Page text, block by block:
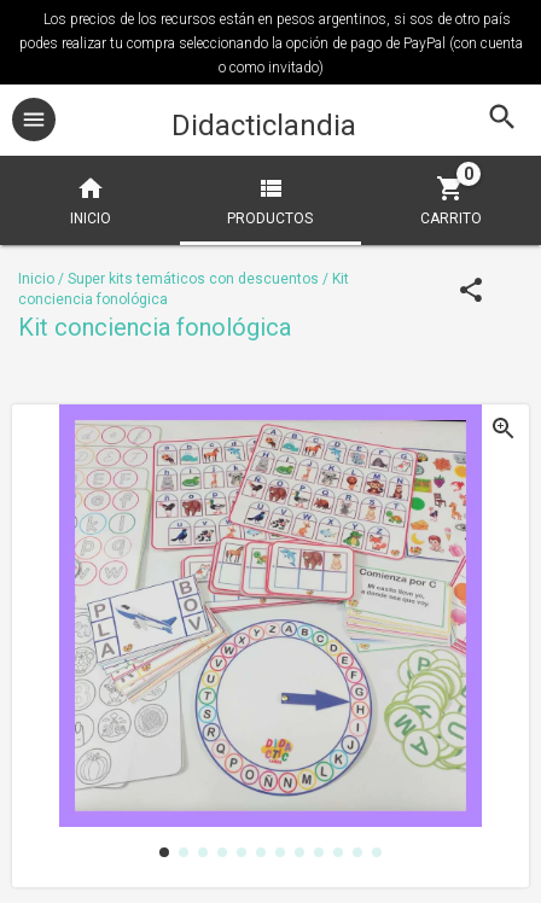
Los precios de los recursos están en pesos argentinos, si sos de otro país
podes realizar tu compra seleccionando la opción de pago de PayPal (con cuenta
o como invitado)
Didacticlandia
INICIO PRODUCTOS CARRITO
0
Inicio / Super kits temáticos con descuentos / Kit
conciencia fonológica
Kit conciencia fonológica